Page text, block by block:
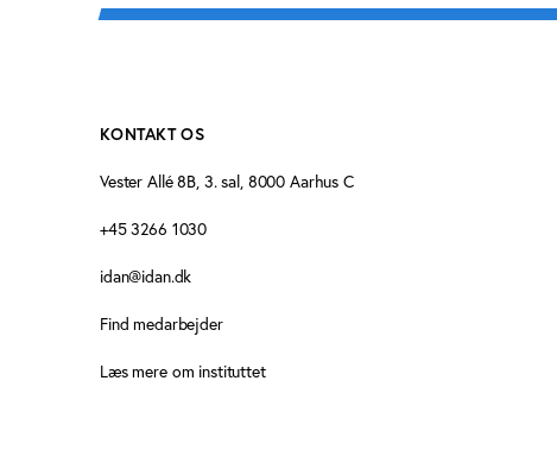
KONTAKT OS
Vester Allé 8B, 3. sal, 8000 Aarhus C
+45 3266 1030
idan@idan.dk
Find medarbejder
Læs mere om instituttet